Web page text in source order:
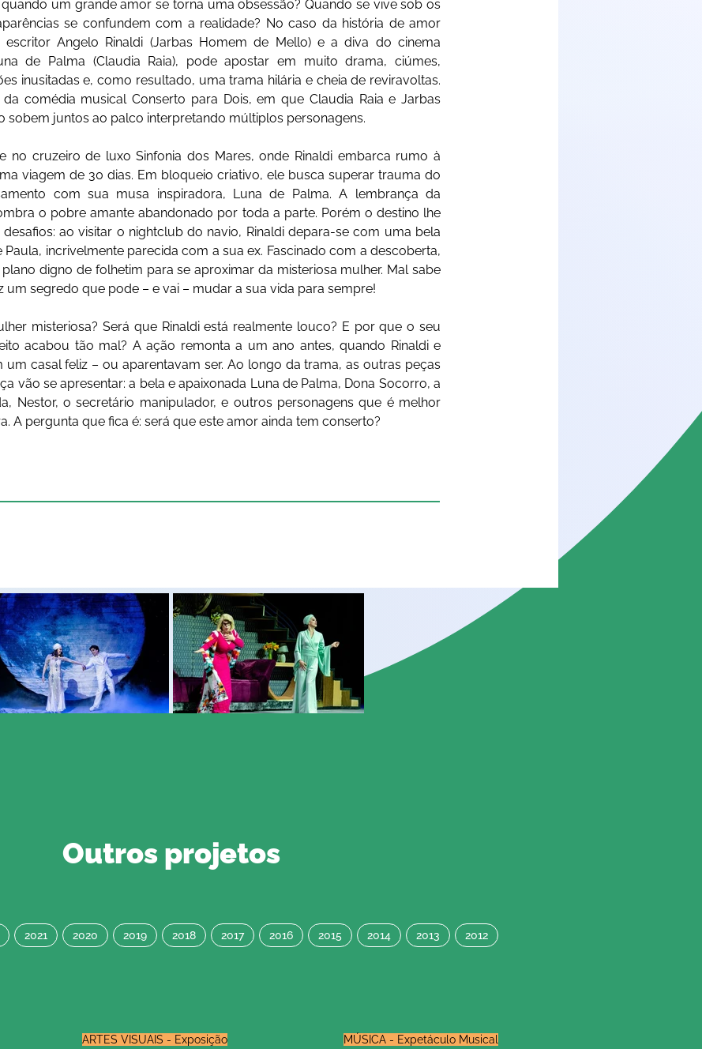
um grande amor se torna uma obsessão? Quando se vive sob os
se confundem com a realidade? No caso da história de amor
Angelo Rinaldi (Jarbas Homem de Mello) e a diva do cinema
de Palma (Claudia Raia), pode apostar em muito drama, ciúmes,
inusitadas e, como resultado, uma trama hilária e cheia de reviravoltas.
comédia musical Conserto para Dois, em que Claudia Raia e Jarbas
sobem juntos ao palco interpretando múltiplos personagens.
no cruzeiro de luxo Sinfonia dos Mares, onde Rinaldi embarca rumo à
viagem de 30 dias. Em bloqueio criativo, ele busca superar trauma do
com sua musa inspiradora, Luna de Palma. A lembrança da
o pobre amante abandonado por toda a parte. Porém o destino lhe
ao visitar o nightclub do navio, Rinaldi depara-se com uma bela
Paula, incrivelmente parecida com a sua ex. Fascinado com a descoberta,
digno de folhetim para se aproximar da misteriosa mulher. Mal sabe
um segredo que pode – e vai – mudar a sua vida para sempre!
misteriosa? Será que Rinaldi está realmente louco? E por que o seu
acabou tão mal? A ação remonta a um ano antes, quando Rinaldi e
um casal feliz – ou aparentavam ser. Ao longo da trama, as outras peças
vão se apresentar: a bela e apaixonada Luna de Palma, Dona Socorro, a
Nestor, o secretário manipulador, e outros personagens que é melhor
A pergunta que fica é: será que este amor ainda tem conserto?
Outros projetos
2021 2020 2019 2018 2017 2016 2015 2014 2013 2012
ARTES VISUAIS - Exposição MÚSICA - Expetáculo Musical